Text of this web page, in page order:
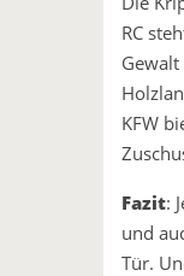
RC
KFW
Fazit:
und
Tür.